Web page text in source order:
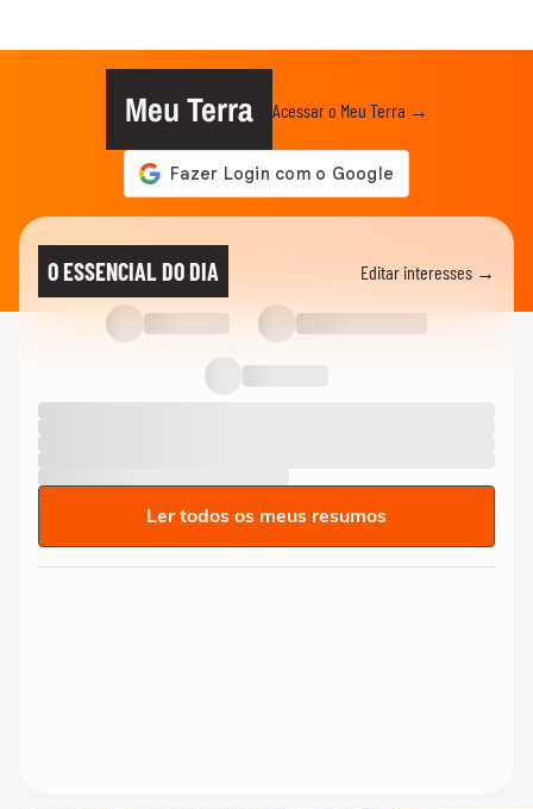
Meu Terra Acessar o Meu Terra →
O ESSENCIAL DO DIA Editar interesses →
Ler todos os meus resumos